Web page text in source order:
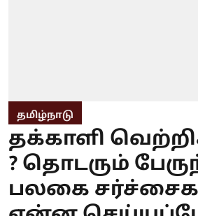
தமிழ்நாடு
தக்காளி
? தொடரும்
பலகை